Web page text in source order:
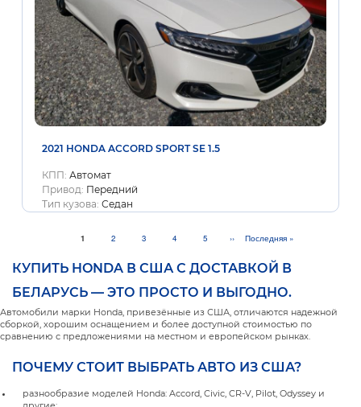
2021 HONDA ACCORD SPORT SE 1.5
КПП: Автомат
Привод: Передний
Тип кузова: Седан
Текущая
1 Page
2 Page
3 Page
4 Page
5
Следующая
››
Последняя
Последняя »
КУПИТЬ HONDA В США С ДОСТАВКОЙ В
БЕЛАРУСЬ — ЭТО ПРОСТО И ВЫГОДНО.
Автомобили марки Honda, привезённые из США, отличаются надежной
сборкой, хорошим оснащением и более доступной стоимостью по
сравнению с предложениями на местном и европейском рынках.
ПОЧЕМУ СТОИТ ВЫБРАТЬ АВТО ИЗ США?
разнообразие моделей Honda: Accord, Civic, CR-V, Pilot, Odyssey и